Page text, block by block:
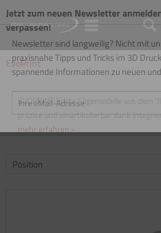
EvoPrint
EVOPRINT Echte Sägemodelle aus dem
präzise und einartikulierbar dank
mehr erfahren »
Jetzt zum neuen Newsletter
verpassen!
Newsletter sind langweilig? Nicht mit
praxisnahe Tipps und Tricks im 3D
spannende Informationen zu neuen